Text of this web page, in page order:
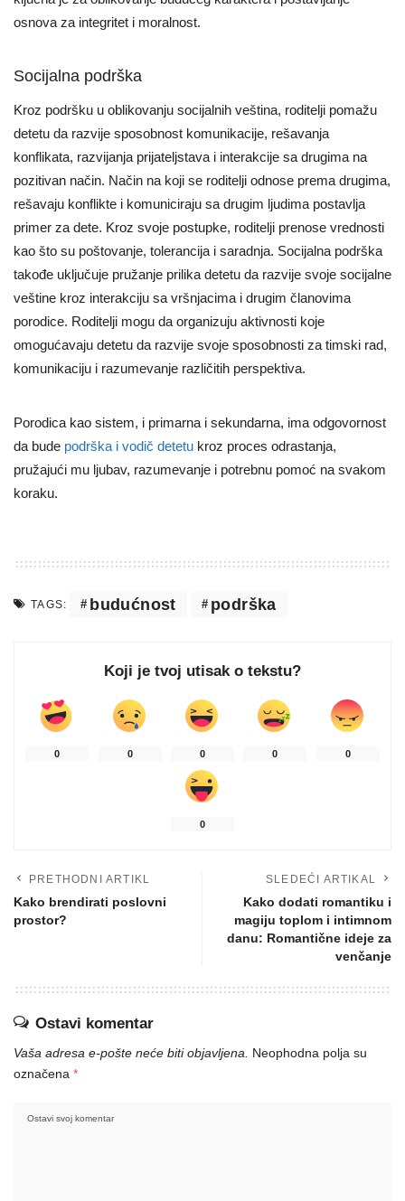
osnova za integritet i moralnost.
Socijalna podrška
Kroz podršku u oblikovanju socijalnih veština, roditelji pomažu
detetu da razvije sposobnost komunikacije, rešavanja
konflikata, razvijanja prijateljstava i interakcije sa drugima na
pozitivan način. Način na koji se roditelji odnose prema drugima,
rešavaju konflikte i komuniciraju sa drugim ljudima postavlja
primer za dete. Kroz svoje postupke, roditelji prenose vrednosti
kao što su poštovanje, tolerancija i saradnja. Socijalna podrška
takođe uključuje pružanje prilika detetu da razvije svoje socijalne
veštine kroz interakciju sa vršnjacima i drugim članovima
porodice. Roditelji mogu da organizuju aktivnosti koje
omogućavaju detetu da razvije svoje sposobnosti za timski rad,
komunikaciju i razumevanje različitih perspektiva.
Porodica kao sistem, i primarna i sekundarna, ima odgovornost
da bude podrška i vodič detetu kroz proces odrastanja,
pružajući mu ljubav, razumevanje i potrebnu pomoć na svakom
koraku.
TAGS: budućnost podrška
Koji je tvoj utisak o tekstu?
0 0 0 0 0
0
PRETHODNI ARTIKL
Kako brendirati poslovni
prostor?
SLEDEĆI ARTIKAL
Kako dodati romantiku i
magiju toplom i intimnom
danu: Romantične ideje za
venčanje
Ostavi komentar
Vaša adresa e-pošte neće biti objavljena.
Neophodna polja su
označena *